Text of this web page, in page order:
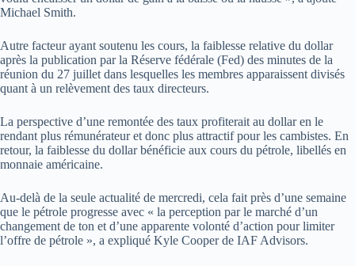
Michael Smith.
Autre facteur ayant soutenu les cours, la faiblesse relative du dollar
après la publication par la Réserve fédérale (Fed) des minutes de la
réunion du 27 juillet dans lesquelles les membres apparaissent divisés
quant à un relèvement des taux directeurs.
La perspective d’une remontée des taux profiterait au dollar en le
rendant plus rémunérateur et donc plus attractif pour les cambistes. En
retour, la faiblesse du dollar bénéficie aux cours du pétrole, libellés en
monnaie américaine.
Au-delà de la seule actualité de mercredi, cela fait près d’une semaine
que le pétrole progresse avec « la perception par le marché d’un
changement de ton et d’une apparente volonté d’action pour limiter
l’offre de pétrole », a expliqué Kyle Cooper de IAF Advisors.